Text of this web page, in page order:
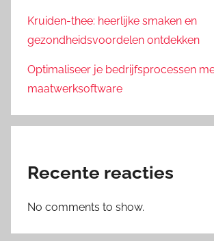
Kruiden-thee: heerlijke smaken en
gezondheidsvoordelen ontdekken
Optimaliseer je bedrijfsprocessen
maatwerksoftware
Recente reacties
No comments to show.